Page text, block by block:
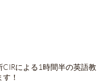
CIRによる1時間半の英語教
！